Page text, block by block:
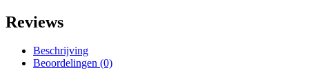
Reviews
Beschrijving
Beoordelingen (0)